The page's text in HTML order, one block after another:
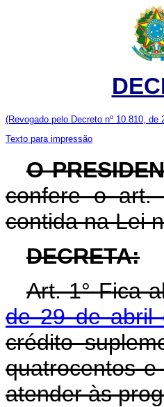
(Revogado pelo Decreto nº 10.810, de
Texto para impressão
O
confere o art.
contida na Lei
DECRETA:
Art. 1° Fica
de 29 de abril
crédito
quatrocentos
atender às